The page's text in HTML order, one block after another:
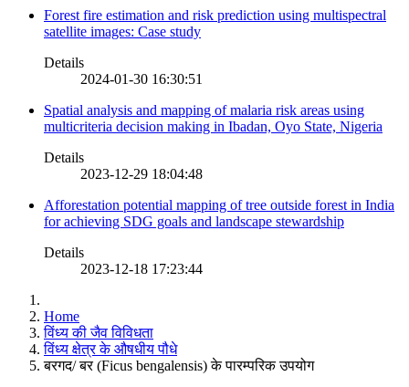
Forest fire estimation and risk prediction using multispectral
satellite images: Case study
Details
2024-01-30 16:30:51
Spatial analysis and mapping of malaria risk areas using
multicriteria decision making in Ibadan, Oyo State, Nigeria
Details
2023-12-29 18:04:48
Afforestation potential mapping of tree outside forest in India
for achieving SDG goals and landscape stewardship
Details
2023-12-18 17:23:44
Home
विंध्य की जैव विविधता
विंध्य क्षेत्र के औषधीय पौधे
बरगद/ बर (Ficus bengalensis) के पारम्परिक उपयोग